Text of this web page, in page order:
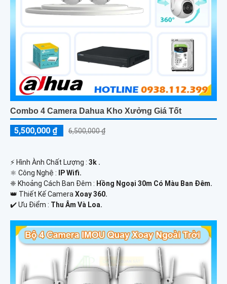
Combo 4 Camera Dahua Kho Xưởng Giá Tốt
5,500,000 ₫ 6,500,000 ₫
️⚡ Hình Ành Chất Lượng : 3k .
⚛️ Công Nghệ :
IP Wifi.
❈ Khoảng Cách Ban Đêm : Hồng Ngoại 30m Có Màu Ban Ðêm.
👑 Thiết Kế Camera Xoay 360.
️✔️ Ưu Điểm : Thu Âm Và Loa.